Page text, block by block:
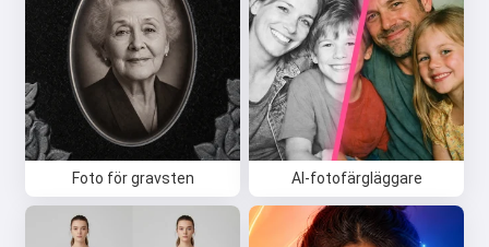
Foto för gravsten AI-fotofärgläggare